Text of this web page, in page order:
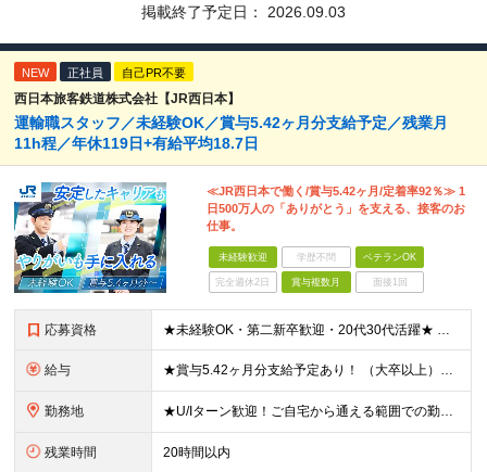
掲載終了予定日： 2026.09.03
NEW 正社員 自己PR不要
西日本旅客鉄道株式会社【JR西日本】
運輸職スタッフ／未経験OK／賞与5.42ヶ月分支給予定／残業月
11h程／年休119日+有給平均18.7日
≪JR西日本で働く/賞与5.42ヶ月/定着率92％≫ 1
日500万人の「ありがとう」を支える、接客のお
仕事。
未経験歓迎 学歴不問 ベテランOK
完全週休2日 賞与複数月 面接1回
応募資格 ★未経験OK・第二新卒歓迎・20代30代活躍★ ☆高卒以上 ☆社会人経験（就労経験）がある方 業界・ポジション・年数は不問です！ 「誰もが知る大手企業で働きたい」 「1人より、チームで仕事がした
給与 ★賞与5.42ヶ月分支給予定あり！ （大卒以上）月給24万1,692円～39万5,780円＋各種手当＋賞与2回 （高卒以上）月給22万2,662円～39万5,780円＋各種手当＋賞与2回 ※上記は
勤務地 ★U/Iターン歓迎！ご自宅から通える範囲での勤務となります ★JR西日本本社（大阪市北区）または、当社事業エリア内（北陸から北九州まで）の各支社で勤務 ※関西に本社あり※ 〈近畿エリア〉 三重県（
残業時間 20時間以内